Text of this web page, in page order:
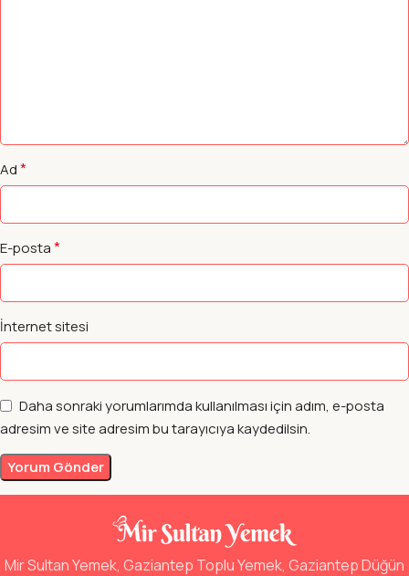
Ad*
E-posta*
İnternet sitesi
Daha sonraki yorumlarımda kullanılması için adım, e-posta
adresim ve site adresim bu tarayıcıya kaydedilsin.
Mir Sultan Yemek, Gaziantep Toplu Yemek, Gaziantep Düğün